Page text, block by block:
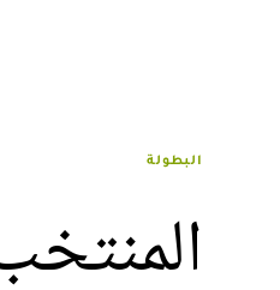
البطولة